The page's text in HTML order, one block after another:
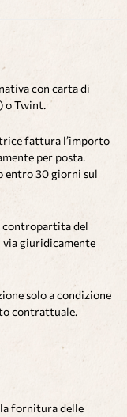
con carta di
o Twint.
fattura l’importo
per posta.
entro 30 giorni sul
contropartita del
giuridicamente
solo a condizione
contrattuale.
fornitura delle